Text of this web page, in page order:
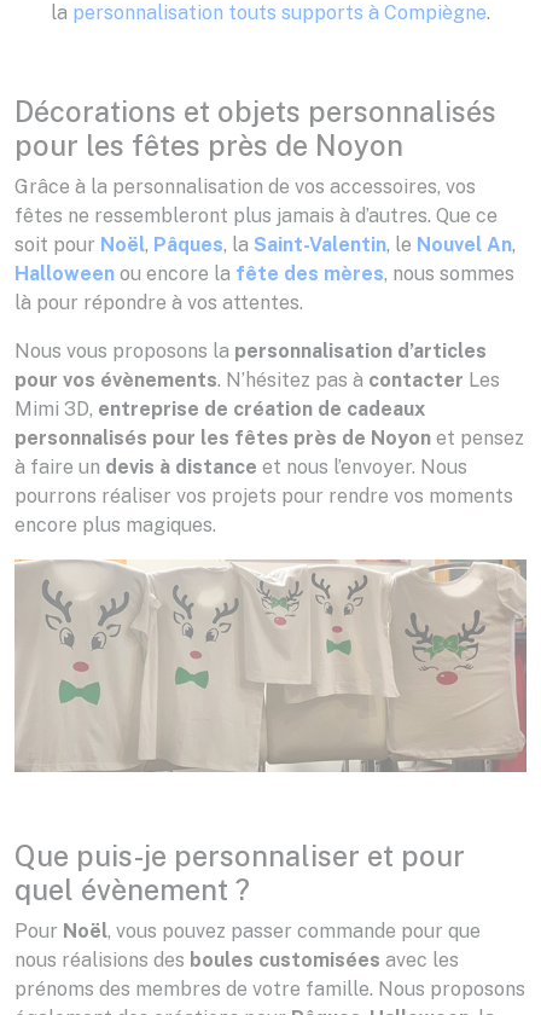
la personnalisation touts supports à Compiègne.
Décorations et objets personnalisés
pour les fêtes près de Noyon
Grâce à la personnalisation de vos accessoires, vos
fêtes ne ressembleront plus jamais à d’autres. Que ce
soit pour Noël, Pâques, la Saint-Valentin, le Nouvel An,
Halloween ou encore la fête des mères, nous sommes
là pour répondre à vos attentes.
Nous vous proposons la personnalisation d’articles
pour vos évènements. N’hésitez pas à contacter Les
Mimi 3D, entreprise de création de cadeaux
personnalisés pour les fêtes près de Noyon et pensez
à faire un devis à distance et nous l’envoyer. Nous
pourrons réaliser vos projets pour rendre vos moments
encore plus magiques.
Que puis-je personnaliser et pour
quel évènement ?
Pour Noël, vous pouvez passer commande pour que
nous réalisions des boules customisées avec les
prénoms des membres de votre famille. Nous proposons